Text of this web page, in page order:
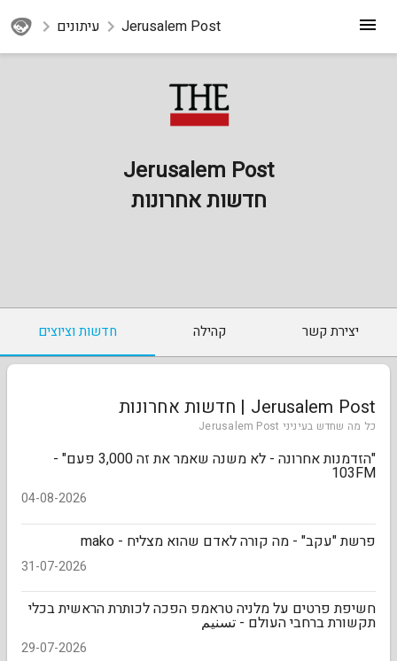
עיתונים Jerusalem Post
Jerusalem Post
חדשות אחרונות
יצירת קשר קהילה חדשות וציוצים
Jerusalem Post | חדשות אחרונות
כל מה שחדש בעיניני Jerusalem Post
"הזדמנות אחרונה - לא משנה שאמר את זה 3,000 פעם" -
103FM
04-08-2026
פרשת "עקב" - מה קורה לאדם שהוא מצליח - mako
31-07-2026
חשיפת פרטים על מלניה טראמפ הפכה לכותרת הראשית בכלי
תקשורת ברחבי העולם - تسنیم
29-07-2026